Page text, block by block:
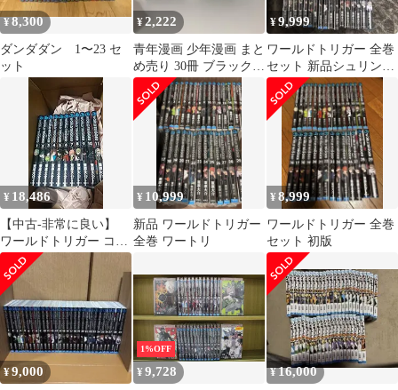
¥8,300
ダンダダン 1〜23 セ
ット
¥2,222
青年漫画 少年漫画 まと
め売り 30冊 ブラックク
ローバー ワールドトリ
ガー
¥9,999
ワールドトリガー 全巻
セット 新品シュリンク
付き
¥ 18,486
【中古-非常に良い】
ワールドトリガー コミ
ック 1-11巻セット (ジ
ャンプコミックス)
¥ 10,999
新品 ワールドトリガー
全巻 ワートリ
¥8,999
ワールドトリガー 全巻
セット 初版
¥9,000
1%OFF
¥9,728 ¥16,000